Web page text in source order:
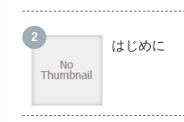
はじめに